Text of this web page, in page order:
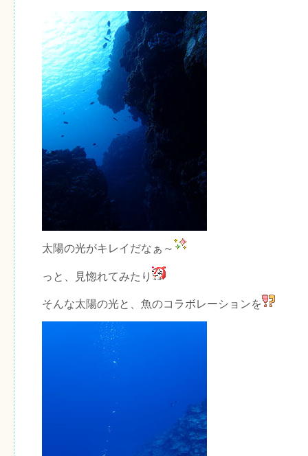
太陽の光がキレイだなぁ～
っと、見惚れてみたり
そんな太陽の光と、魚のコラボレーションを